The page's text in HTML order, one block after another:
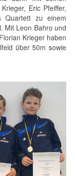
Eric Pfeiffer,
Quartett zu einem
Mit Leon Bahro und
Krieger haben
über 50m sowie